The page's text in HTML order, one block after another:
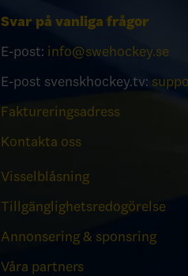
Svar på vanliga frågor
E-post: info@swehockey.se
E-post svenskhockey.tv:
Faktureringsadress
Kontakta oss
Visselblåsning
Tillgänglighetsredogörelse
Annonsering & sponsring
Våra partners